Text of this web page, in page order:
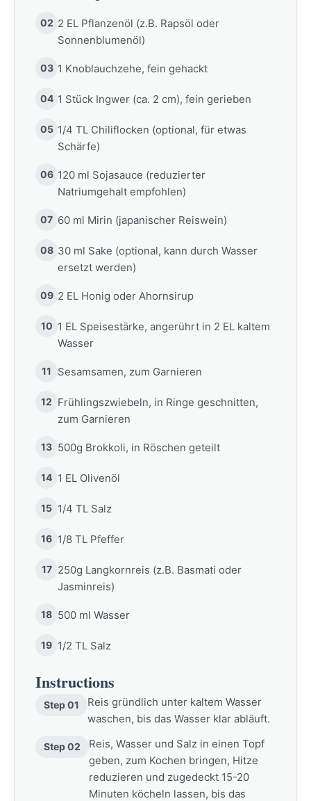
02 2 EL Pflanzenöl (z.B. Rapsöl oder
Sonnenblumenöl)
03 1 Knoblauchzehe, fein gehackt
04 1 Stück Ingwer (ca. 2 cm), fein gerieben
05 1/4 TL Chiliflocken (optional, für etwas
Schärfe)
06 120 ml Sojasauce (reduzierter
Natriumgehalt empfohlen)
07 60 ml Mirin (japanischer Reiswein)
08 30 ml Sake (optional, kann durch Wasser
ersetzt werden)
09 2 EL Honig oder Ahornsirup
10 1 EL Speisestärke, angerührt in 2 EL kaltem
Wasser
11 Sesamsamen, zum Garnieren
12 Frühlingszwiebeln, in Ringe geschnitten,
zum Garnieren
13 500g Brokkoli, in Röschen geteilt
14 1 EL Olivenöl
15 1/4 TL Salz
16 1/8 TL Pfeffer
17 250g Langkornreis (z.B. Basmati oder
Jasminreis)
18 500 ml Wasser
19 1/2 TL Salz
Instructions
Step 01
Reis gründlich unter kaltem Wasser
waschen, bis das Wasser klar abläuft.
Step 02
Reis, Wasser und Salz in einen Topf
geben, zum Kochen bringen, Hitze
reduzieren und zugedeckt 15-20
Minuten köcheln lassen, bis das